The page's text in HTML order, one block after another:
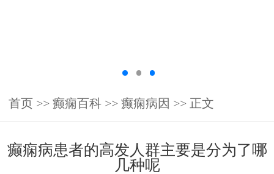
首页 >> 癫痫百科 >> 癫痫病因 >> 正文
癫痫病患者的高发人群主要是分为了哪
几种呢